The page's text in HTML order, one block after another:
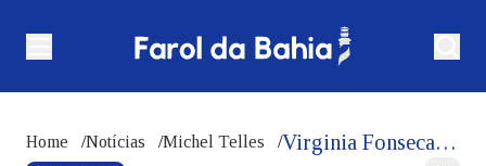
Home /Notícias /Michel Telles / Virginia Fonseca clareia as sobrancelhas durante passagem pela Espanha e especialista alerta para cuidados com a técnica!